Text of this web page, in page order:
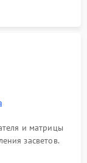
и матрицы
засветов.
плат и